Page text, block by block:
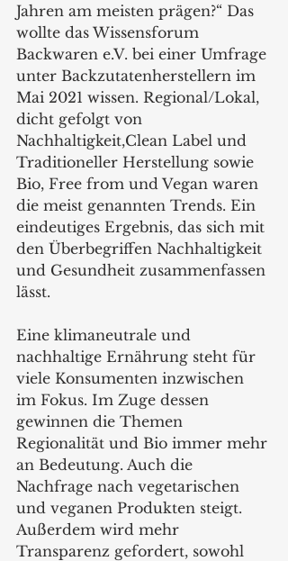
Jahren am meisten prägen?“ Das
wollte das Wissensforum
Backwaren e.V. bei einer Umfrage
unter Backzutatenherstellern im
Mai 2021 wissen. Regional/Lokal,
dicht gefolgt von
Nachhaltigkeit,Clean Label und
Traditioneller Herstellung sowie
Bio, Free from und Vegan waren
die meist genannten Trends. Ein
eindeutiges Ergebnis, das sich mit
den Überbegriffen Nachhaltigkeit
und Gesundheit zusammenfassen
lässt.
Eine klimaneutrale und
nachhaltige Ernährung steht für
viele Konsumenten inzwischen
im Fokus. Im Zuge dessen
gewinnen die Themen
Regionalität und Bio immer mehr
an Bedeutung. Auch die
Nachfrage nach vegetarischen
und veganen Produkten steigt.
Außerdem wird mehr
Transparenz gefordert, sowohl